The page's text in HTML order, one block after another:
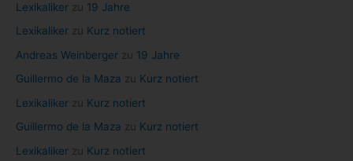
Lexikaliker zu 19 Jahre
Lexikaliker zu Kurz notiert
Andreas Weinberger zu 19 Jahre
Guillermo de la Maza zu Kurz notiert
Lexikaliker zu Kurz notiert
Guillermo de la Maza zu Kurz notiert
Lexikaliker zu Kurz notiert